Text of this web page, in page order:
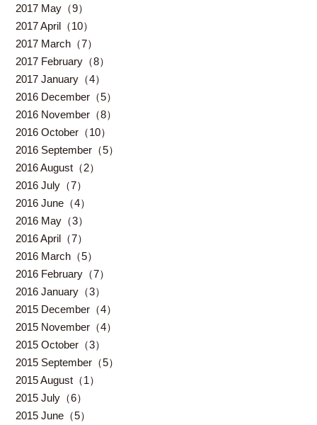
2017 May（9）
2017 April（10）
2017 March（7）
2017 February（8）
2017 January（4）
2016 December（5）
2016 November（8）
2016 October（10）
2016 September（5）
2016 August（2）
2016 July（7）
2016 June（4）
2016 May（3）
2016 April（7）
2016 March（5）
2016 February（7）
2016 January（3）
2015 December（4）
2015 November（4）
2015 October（3）
2015 September（5）
2015 August（1）
2015 July（6）
2015 June（5）